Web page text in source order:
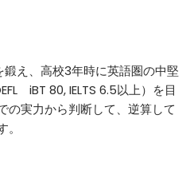
え、高校3年時に英語圏の中堅
iBT 80, IELTS 6.5以上）を目
の実力から判断して、逆算して